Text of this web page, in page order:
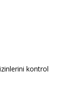
kontrol